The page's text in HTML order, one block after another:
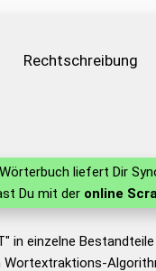
Rechtschreibung
liefert Dir
Du mit der online
in einzelne
Wortextraktions-